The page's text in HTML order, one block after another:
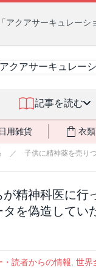
クアサーキュレー
記事を読む
日用雑貨 衣
／ 子供に精神薬を売り
が精神科医に行
を偽造してい
・読者からの情報 世界